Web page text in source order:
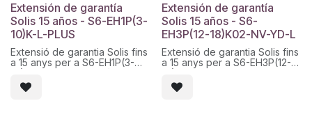
Extensión de garantía
Solis 15 años - S6-EH1P(3-
10)K-L-PLUS
Extensió de garantia Solis fins
a 15 anys per a S6-EH1P(3-
10)K-L-PLUS. Servei tècnic d
´ampliació de cobertura
oficial i activació digital. Codi
Extensión de garantía
Solis 15 años - S6-
EH3P(12-18)K02-NV-YD-L
Extensió de garantia Solis fins
a 15 anys per a S6-EH3P(12-
18)K02-NV-YD-L. Servei
tècnic d´ampliació de
cobertura oficial i activació